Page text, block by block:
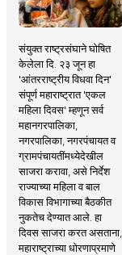
संयुक्त राष्ट्रसंघाने घोषित
केलेला दि. २३ जून हा
'आंतरराष्ट्रीय विधवा दिन'
संपूर्ण महाराष्ट्रात 'एकल
महिला दिवस' म्हणून सर्व
महानगरपालिका,
नगरपालिका, नगरपंचायत व
ग्रामपंचायतींमध्येदेखील
साजरा करावा, असे निर्देश
राज्याच्या महिला व बाल
विकास विभागाच्या बैठकीत
नुकतेच देण्यात आले. हा
दिवस साजरा करत असताना,
महाराष्ट्राच्या धोरणाप्रमाणे